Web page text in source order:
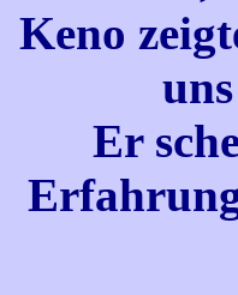
Keno
Er